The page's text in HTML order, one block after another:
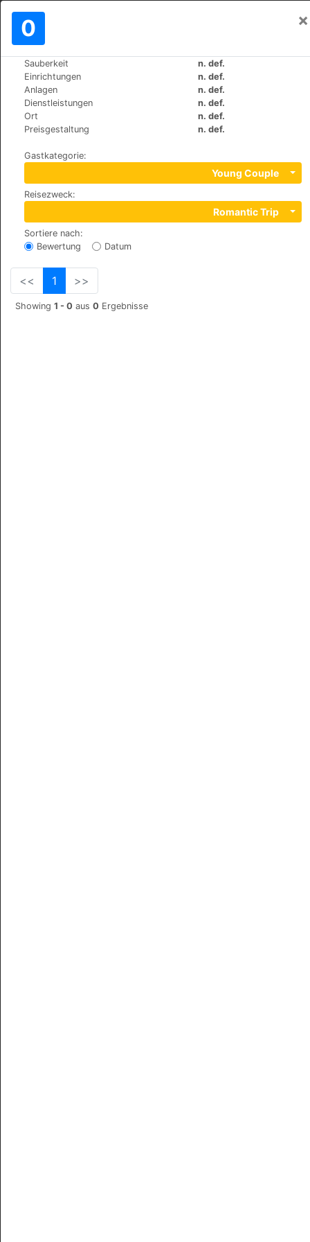
0 ×
Sauberkeit
n. def.
Einrichtungen
n. def.
Anlagen
n. def.
Dienstleistungen
n. def.
Ort
n. def.
Preisgestaltung
n. def.
Gastkategorie:
Young Couple
Reisezweck:
Romantic Trip
Sortiere nach:
Bewertung
Datum
<< 1 >>
Showing 1 - 0 aus 0 Ergebnisse
Weltweit>Switzerland
Hotel Alexander
+41 (0)442518203
Niederdorfstrasse 40, 8001